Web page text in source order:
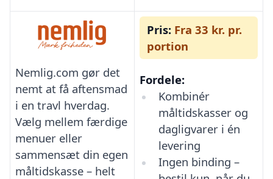
Nemlig.com gør det
nemt at få aftensmad
i en travl hverdag.
Vælg mellem færdige
menuer eller
sammensæt din egen
måltidskasse – helt
Pris: Fra 33 kr. pr.
portion
Fordele:
Kombinér
måltidskasser og
dagligvarer i én
levering
Ingen binding –